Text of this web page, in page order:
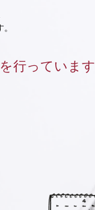
行っています